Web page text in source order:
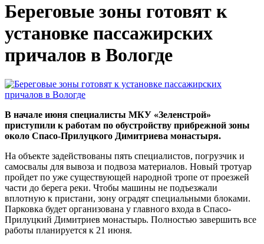
Береговые зоны готовят к
установке пассажирских
причалов в Вологде
В начале июня специалисты МКУ «Зеленстрой»
приступили к работам по обустройству прибрежной зоны
около Спасо-Прилуцкого Димитриева монастыря.
На объекте задействованы пять специалистов, погрузчик и
самосвалы для вывоза и подвоза материалов. Новый тротуар
пройдет по уже существующей народной тропе от проезжей
части до берега реки. Чтобы машины не подъезжали
вплотную к пристани, зону оградят специальными блоками.
Парковка будет организована у главного входа в Спасо-
Прилуцкий Димитриев монастырь. Полностью завершить все
работы планируется к 21 июня.